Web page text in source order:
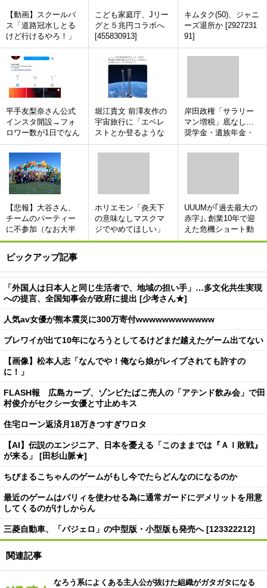
【動画】スクールバ
ス「道路冠水しとる
けど行けるやろ！」
→15人死亡
こども家庭庁、Jリー
グと５兆円コラボへ
[455830913]
キムタク(50)、ジャニ
ーズ退所か [2927231
91]
平手友梨奈さん公式
インスタ開設→フォ
ロワー数が1日でなん
と！なんと…！
堀江貴文 前澤友作の
宇宙旅行に「エベレ
ストとか登るような
もんでしょ 金さえ
払えば誰でも行ける
岸田政権「サラリー
マン増税」底なし…
奨学金・遺族年金・
失業等給付もリスト
アップ [156193805]
【悲報】大谷さん、
チームのパーティー
に不参加（なお大半
の選手が参加した模
ホリエモン「炎天下
の意味なしマスクマ
ジでやめてほしい」
[837857943]
UUUMが｢過去最大の
赤字｣､創業10年で迎
えた危機ショート動
画拡大が逆風に､決死
ピックアップ記事
「外国人は日本人と同じ生活者で、地域の担い手」…多文化共生実現
への提言、全国知事会が政府に提出 [少考さん★]
人気av女優が熊本震災に300万寄付wwwwwwwwwwww
ブレワイが出て10年になろうとしてるけどまだ越えたゲーム出てない
【画像】松本人志「なんでや！俺なら娘がレイプされても許すの
に！」
FLASH報 広島カープ、ゾンビたばこ売人の「アテンド飲み会」で田
村俊介がセクシー女優と寸止めキス
住宅ローン返済月18万きつすぎワロタ
【AI】伝説のエンジニア、日本を憂える「このままでは『ＡＩ敗戦』
が来る」 [田杉山脈★]
ちびまるこちゃんのゲームがもし今でたらどんなのになるのか
最近のゲームはパリィを使わせる為に通常ガードにデメリットを用意
してくるのがけしからん
三菱自動車、「パジェロ」の中型版・小型版も発売へ [123322212]
関連記事
なろう系によくある主人公が抜けた組織がガタガタになる